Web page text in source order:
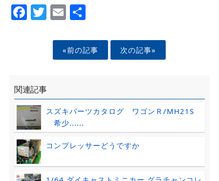
Facebook
Twitter
EmailShare
«前の記事 次の記事»
関連記事
スズキパーツカタログ ワゴンＲ/MH21S
希少......
コンプレッサーどうですか